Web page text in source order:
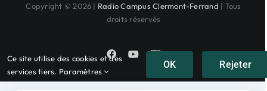
Copyright © 2026 | Radio Campus Clermont-Ferrand | Tous
droits réservés
FacebookYouTubeInstagram
Ce site utilise des cookies et des
services tiers. Paramètres
OK Rejeter